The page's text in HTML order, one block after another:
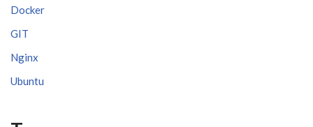
Docker
GIT
Nginx
Ubuntu